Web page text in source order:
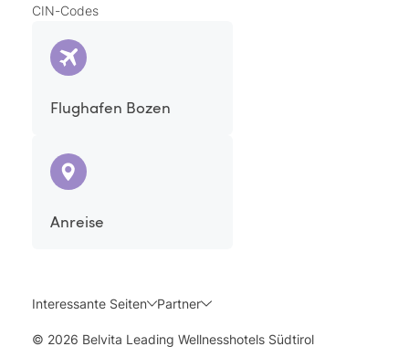
CIN-Codes
Flughafen Bozen
Anreise
Interessante Seiten Partner
© 2026 Belvita Leading Wellnesshotels Südtirol